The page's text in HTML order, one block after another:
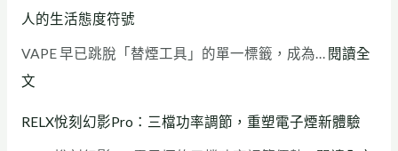
人的生活態度符號
VAPE 早已跳脫「替煙工具」的單一標籤，成為… 閱讀全
文
A
直
RELX悅刻幻影Pro：三檔功率調節，重塑電子煙新體驗